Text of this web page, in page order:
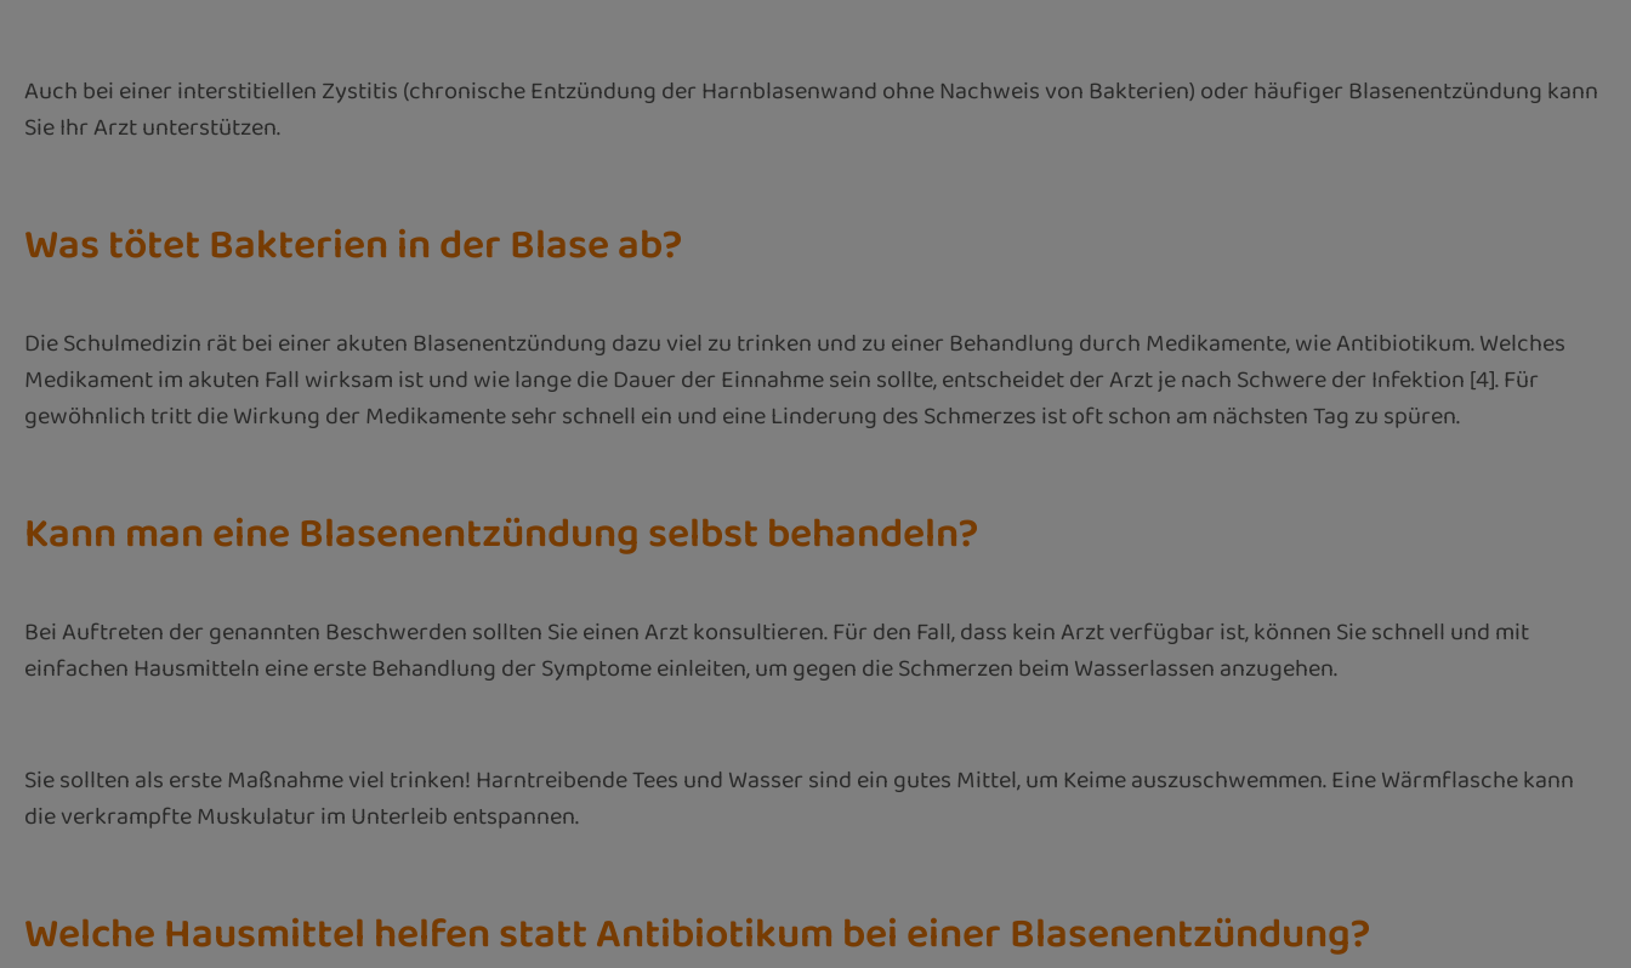
Auch bei einer interstitiellen Zystitis (chronische Entzündung der Harnblasenwand ohne Nachweis von Bakterien) oder häufiger Blasenentzündung kann
Sie Ihr Arzt unterstützen.
Was tötet Bakterien in der Blase ab?
Die Schulmedizin rät bei einer akuten Blasenentzündung dazu viel zu trinken und zu einer Behandlung durch Medikamente, wie Antibiotikum. Welches
Medikament im akuten Fall wirksam ist und wie lange die Dauer der Einnahme sein sollte, entscheidet der Arzt je nach Schwere der Infektion [4]. Für
gewöhnlich tritt die Wirkung der Medikamente sehr schnell ein und eine Linderung des Schmerzes ist oft schon am nächsten Tag zu spüren.
Kann man eine Blasenentzündung selbst behandeln?
Bei Auftreten der genannten Beschwerden sollten Sie einen Arzt konsultieren. Für den Fall, dass kein Arzt verfügbar ist, können Sie schnell und mit
einfachen Hausmitteln eine erste Behandlung der Symptome einleiten, um gegen die Schmerzen beim Wasserlassen anzugehen.
Sie sollten als erste Maßnahme viel trinken! Harntreibende Tees und Wasser sind ein gutes Mittel, um Keime auszuschwemmen. Eine Wärmflasche kann
die verkrampfte Muskulatur im Unterleib entspannen.
Welche Hausmittel helfen statt Antibiotikum bei einer Blasenentzündung?